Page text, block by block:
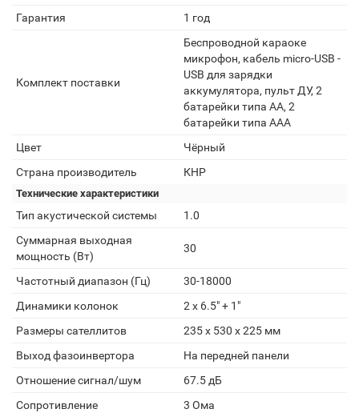
Гарантия
1 год
Комплект поставки
Беспроводной караоке
микрофон, кабель micro-USB -
USB для зарядки
аккумулятора, пульт ДУ, 2
батарейки типа AA, 2
батарейки типа AAA
Цвет
Чёрный
Страна производитель
КНР
Технические характеристики
Тип акустической системы
1.0
Суммарная выходная
мощность (Вт)
30
Частотный диапазон (Гц)
30-18000
Динамики колонок
2 x 6.5" + 1"
Размеры сателлитов
235 x 530 x 225 мм
Выход фазоинвертора
На передней панели
Отношение сигнал/шум
67.5 дБ
Сопротивление
3 Ома